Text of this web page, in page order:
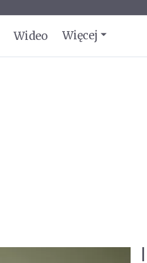
Wideo Więcej